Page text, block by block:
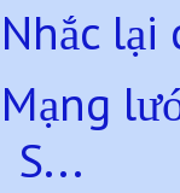
Nhắc lại
Mạng
S...